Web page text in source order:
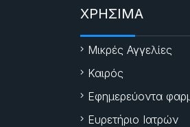
ΧΡΗΣΙΜΑ
Μικρές Αγγελίες
Καιρός
Εφημερεύοντα
Ευρετήριο Ιατρών